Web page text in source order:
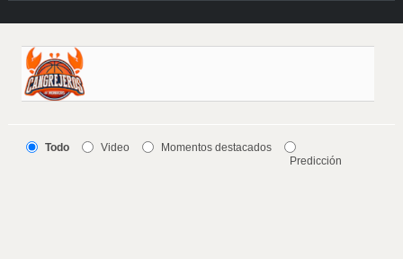
Todo Video
Momentos destacados
Predicción